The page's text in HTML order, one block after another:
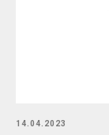
14.04.2023